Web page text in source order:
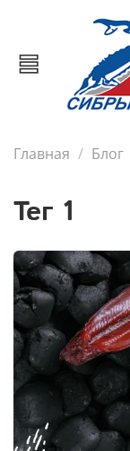
Главная Блог
тег 1